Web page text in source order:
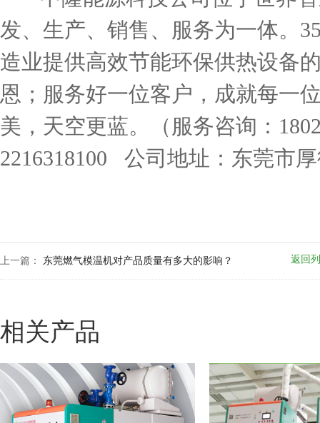
发、生产、销售、服务为一体。
造业提供高效节能环保供热设备
恩；服务好一位客户，成就每一
美，天空更蓝。（服务咨询：
2216318100 公司地址：东莞市
上一篇： 东莞燃气模温机对产品质量有多大的影响？ 返回
相关产品